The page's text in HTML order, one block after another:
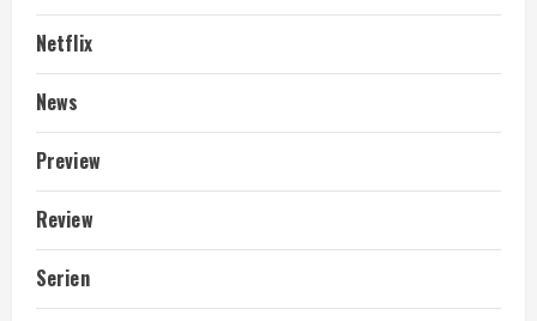
Netflix
News
Preview
Review
Serien